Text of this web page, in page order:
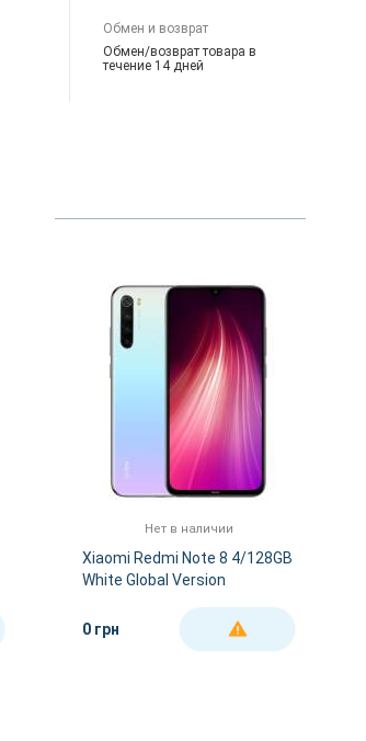
Обмен и возврат
Обмен/возврат товара в
течение 14 дней
Нет в наличии
Xiaomi Redmi Note 8 4/128GB
White Global Version
0 грн ДЕТАЛЬНЕЕ